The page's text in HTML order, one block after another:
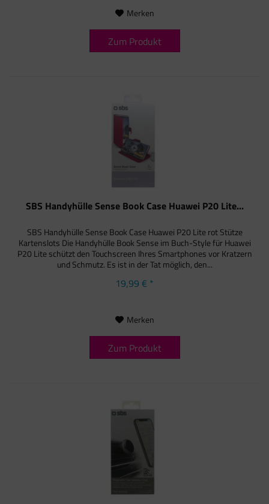
Merken
Zum Produkt
SBS Handyhülle Sense Book Case Huawei P20 Lite...
SBS Handyhülle Sense Book Case Huawei P20 Lite rot Stütze
Kartenslots Die Handyhülle Book Sense im Buch-Style für Huawei
P20 Lite schützt den Touchscreen Ihres Smartphones vor Kratzern
und Schmutz. Es ist in der Tat möglich, den...
19,99 € *
Merken
Zum Produkt